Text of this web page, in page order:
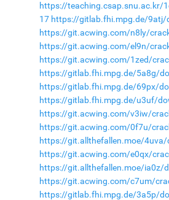
https://teaching.csap.snu.ac.kr/
17 https://gitlab.fhi.mpg.de/
https://git.acwing.com/n8ly/
https://git.acwing.com/el9n/
https://git.acwing.com/1zed/
https://gitlab.fhi.mpg.de/5a8g/
https://gitlab.fhi.mpg.de/69px/
https://gitlab.fhi.mpg.de/u3uf/
https://git.acwing.com/v3iw/
https://git.acwing.com/0f7u/
https://git.allthefallen.moe/
https://git.acwing.com/e0qx/
https://git.allthefallen.moe/ia0z/
https://git.acwing.com/c7um/
https://gitlab.fhi.mpg.de/3a5p/